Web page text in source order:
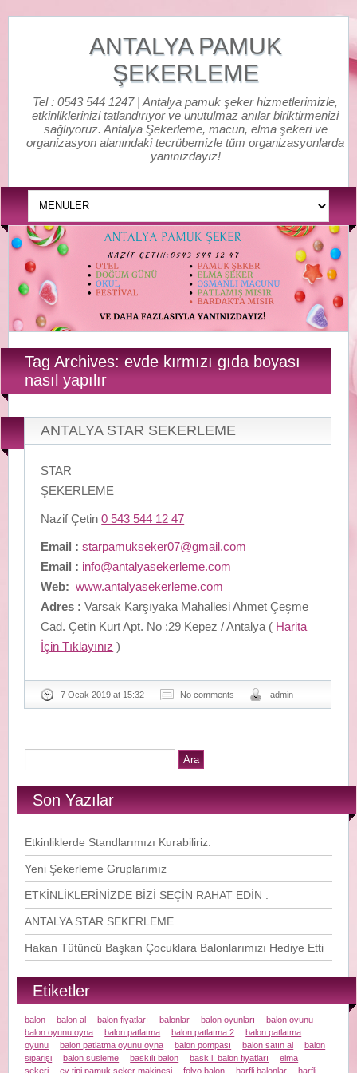
ANTALYA PAMUK
ŞEKERLEME
Tel : 0543 544 1247 | Antalya pamuk şeker hizmetlerimizle,
etkinliklerinizi tatlandırıyor ve unutulmaz anılar biriktirmenizi
sağlıyoruz. Antalya Şekerleme, macun, elma şekeri ve
organizasyon alanındaki tecrübemizle tüm organizasyonlarda
yanınızdayız!
Tag Archives: evde kırmızı gıda boyası
nasıl yapılır
ANTALYA STAR SEKERLEME
STAR
ŞEKERLEME
Nazif Çetin0 543 544 12 47
Email : starpamukseker07@gmail.com
Email : info@antalyasekerleme.com
Web: www.antalyasekerleme.com
Adres : Varsak Karşıyaka Mahallesi Ahmet Çeşme
Cad. Çetin Kurt Apt. No :29 Kepez / Antalya ( Harita
İçin Tıklayınız )
7 Ocak 2019 at 15:32 No comments admin
Son Yazılar
Etkinliklerde Standlarımızı Kurabiliriz.
Yeni Şekerleme Gruplarımız
ETKİNLİKLERİNİZDE BİZİ SEÇİN RAHAT EDİN .
ANTALYA STAR SEKERLEME
Hakan Tütüncü Başkan Çocuklara Balonlarımızı Hediye Etti
Etiketler
balon balon al balon fiyatları balonlar balon oyunları
balon oyunu
balon oyunu oyna
balon patlatma balon patlatma 2
balon patlatma
oyunu
balon patlatma oyunu oyna balon pompası balon satın al
balon
siparişi
balon süsleme baskılı balon baskılı balon fiyatları
elma
şekeri
ev tipi pamuk şeker makinesi folyo balon harfli balonlar harfli